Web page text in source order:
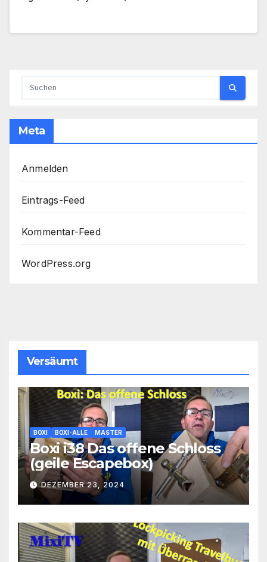
Meta
Anmelden
Eintrags-Feed
Kommentar-Feed
WordPress.org
Versäumt
BOXI BOXI-ALLE MASTER
Boxi i38 Das offene Schloss
(geile Escapebox)
DEZEMBER 23, 2024